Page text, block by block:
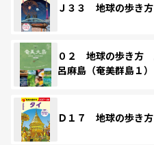
Ｊ３３ 地球の歩き
０２ 地球の歩き
呂麻島（奄美群島１
Ｄ１７ 地球の歩き